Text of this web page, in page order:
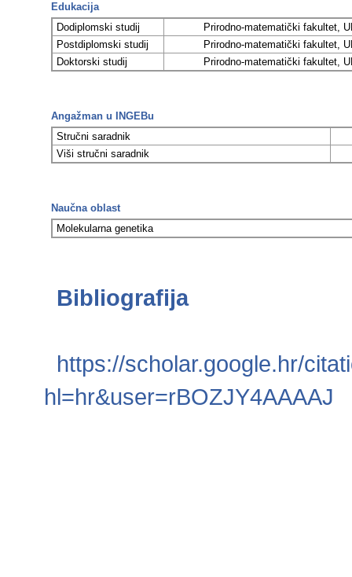
Edukacija
Dodiplomski studij
Prirodno-matematički fakultet,
Postdiplomski studij
Prirodno-matematički fakultet,
Doktorski studij
Prirodno-matematički fakultet,
Angažman u INGEBu
Stručni saradnik
Viši stručni saradnik
Naučna oblast
Molekularna genetika
Bibliografija
https://scholar.google.hr/
hl=hr&user=rBOZJY4AAAAJ